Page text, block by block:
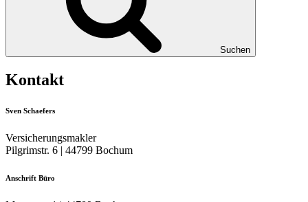
Suchen
Kontakt
Sven Schaefers
Versicherungsmakler
Pilgrimstr. 6 | 44799 Bochum
Anschrift Büro